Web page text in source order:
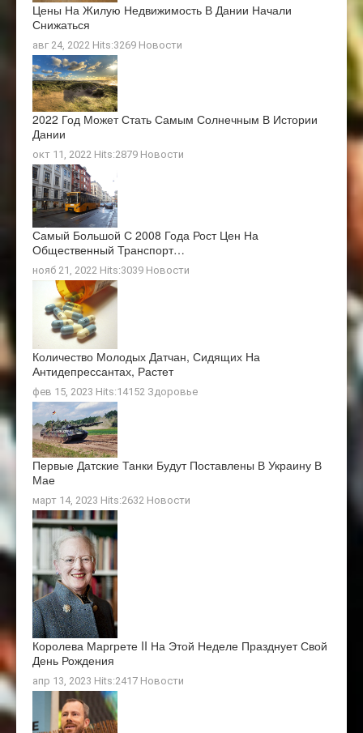
Цены На Жилую Недвижимость В Дании Начали
Снижаться
авг 24, 2022 Hits:3269 Новости
2022 Год Может Стать Самым Солнечным В Истории
Дании
окт 11, 2022 Hits:2879 Новости
Самый Большой С 2008 Года Рост Цен На
Общественный Транспорт…
нояб 21, 2022 Hits:3039 Новости
Количество Молодых Датчан, Сидящих На
Антидепрессантах, Растет
фев 15, 2023 Hits:14152 Здоровье
Первые Датские Танки Будут Поставлены В Украину В
Мае
март 14, 2023 Hits:2632 Новости
Королева Маргрете II На Этой Неделе Празднует Свой
День Рождения
апр 13, 2023 Hits:2417 Новости